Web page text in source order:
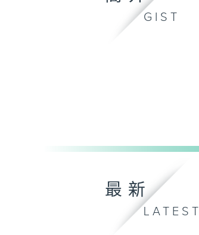
GIST
最新
LATEST